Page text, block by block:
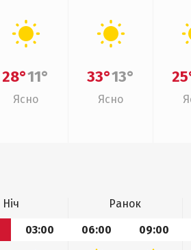
28°11°
Ясно
33°13°
Ясно
Ніч Ранок
03:00 06:00 09:00